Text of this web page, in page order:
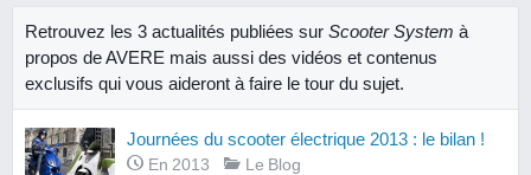
Retrouvez les 3 actualités publiées sur Scooter System à
propos de AVERE mais aussi des vidéos et contenus
exclusifs qui vous aideront à faire le tour du sujet.
Journées du scooter électrique 2013 : le bilan !
En 2013 Le Blog